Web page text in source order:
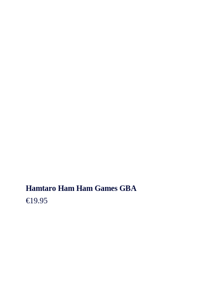
Hamtaro Ham Ham Games GBA
€19.95